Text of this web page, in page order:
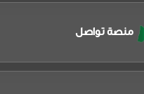
منصة تواصل